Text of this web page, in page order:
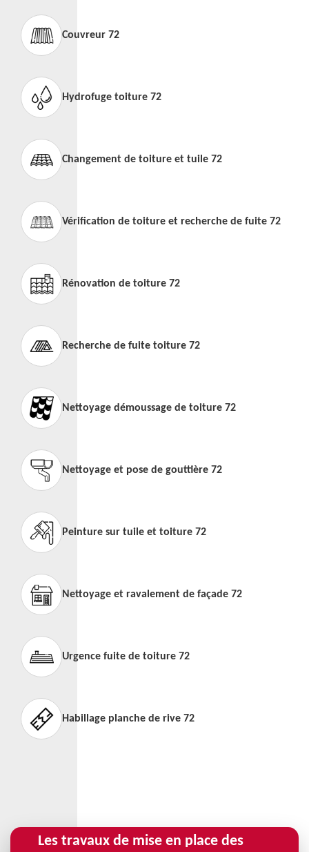
Couvreur 72
Hydrofuge toiture 72
Changement de toiture et tuile 72
Vérification de toiture et recherche de fuite 72
Rénovation de toiture 72
Recherche de fuite toiture 72
Nettoyage démoussage de toiture 72
Nettoyage et pose de gouttière 72
Peinture sur tuile et toiture 72
Nettoyage et ravalement de façade 72
Urgence fuite de toiture 72
Habillage planche de rive 72
Les travaux de mise en place des